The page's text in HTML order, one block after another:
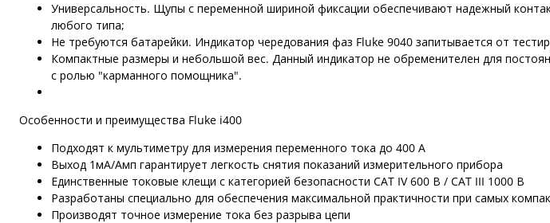
Универсальность. Щупы с переменной шириной фиксации обеспечивают надежный
любого типа;
Не требуются батарейки. Индикатор чередования фаз Fluke 9040 запитывается от
Компактные размеры и небольшой вес. Данный индикатор не обременителен для
с ролью "карманного помощника".
Особенности и преимущества Fluke i400
Подходят к мультиметру для измерения переменного тока до 400 А
Выход 1мА/Амп гарантирует легкость снятия показаний измерительного прибора
Единственные токовые клещи с категорией безопасности CAT IV 600 В / CAT III 1000 В
Разработаны специально для обеспечения максимальной практичности при самых
Производят точное измерение тока без разрыва цепи